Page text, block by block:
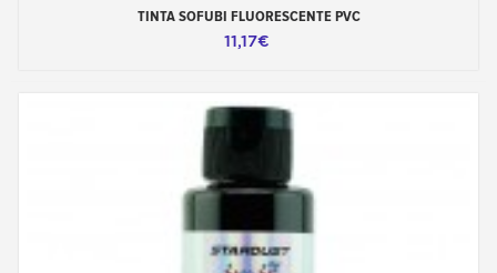
TINTA SOFUBI FLUORESCENTE PVC
11,17€